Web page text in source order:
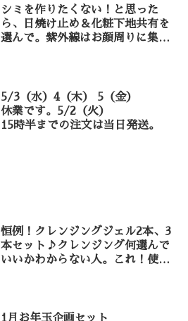
シミを作りたくない！と思った
ら、日焼け止め＆化粧下地共有を
選んで。紫外線はお顔周りに集中
5/3（水）4（木） 5（金）
休業です。5/2（火）
15時半までの注文は当日発送。
恒例！クレンジングジェル2本、3
本セット♪クレンジング何選んで
いいかわからない人。これ！使っ
1月お年玉企画セット